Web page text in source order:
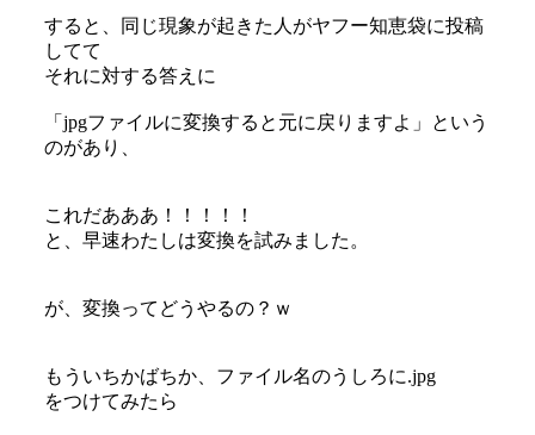
すると、同じ現象が起きた人がヤフー知恵袋に投稿
してて
それに対する答えに
「jpgファイルに変換すると元に戻りますよ」という
のがあり、
これだあああ！！！！！
と、早速わたしは変換を試みました。
が、変換ってどうやるの？ｗ
もういちかばちか、ファイル名のうしろに.jpg
をつけてみたら